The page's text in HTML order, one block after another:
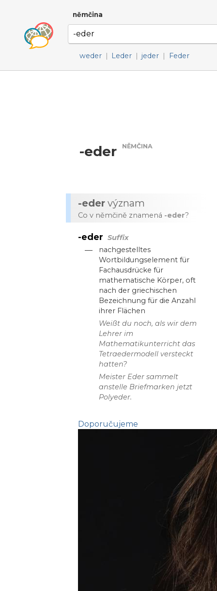
němčina
weder | Leder | jeder | Feder
-eder NĚMČINA
-eder význam
Co v němčině znamená -eder?
-eder Suffix
—
nachgestelltes
Wortbildungselement für
Fachausdrücke für
mathematische Körper, oft
nach der griechischen
Bezeichnung für die Anzahl
ihrer Flächen
Weißt du noch, als wir dem
Lehrer im
Mathematikunterricht das
Tetraedermodell versteckt
hatten?
Meister Eder sammelt
anstelle Briefmarken jetzt
Polyeder.
Doporučujeme